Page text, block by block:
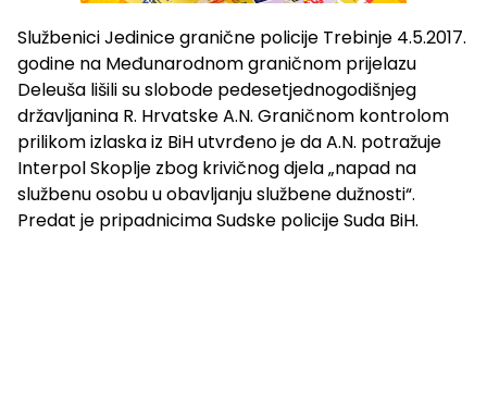
Službenici Jedinice granične policije Trebinje 4.5.2017.
godine na Međunarodnom graničnom prijelazu
Deleuša lišili su slobode pedesetjednogodišnjeg
državljanina R. Hrvatske A.N. Graničnom kontrolom
prilikom izlaska iz BiH utvrđeno je da A.N. potražuje
Interpol Skoplje zbog krivičnog djela „napad na
službenu osobu u obavljanju službene dužnosti“.
Predat je pripadnicima Sudske policije Suda BiH.